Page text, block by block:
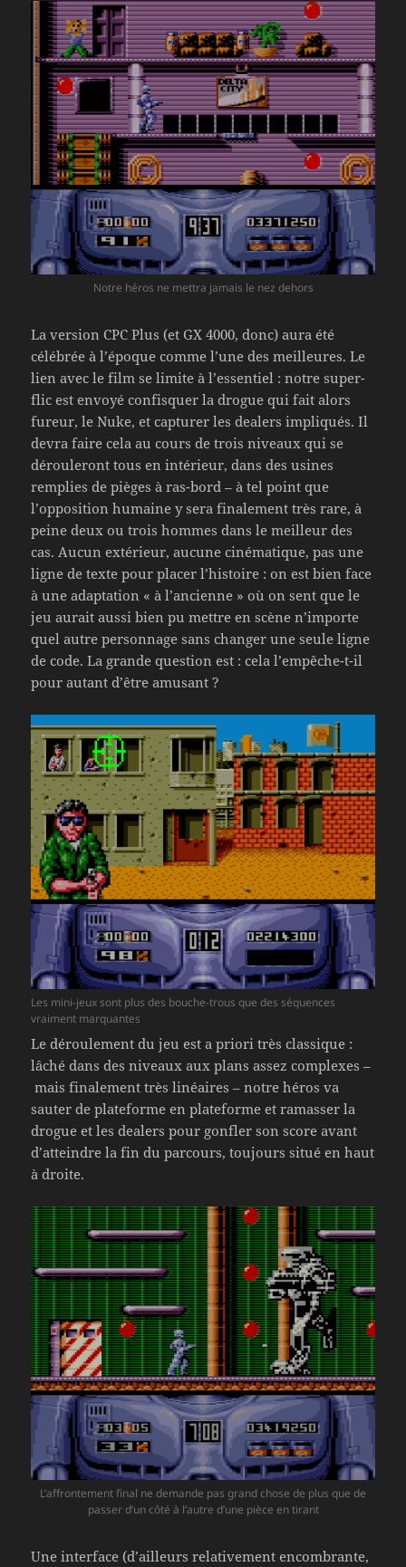
Notre héros ne mettra jamais le nez dehors
La version CPC Plus (et GX 4000, donc) aura été
célébrée à l’époque comme l’une des meilleures. Le
lien avec le film se limite à l’essentiel : notre super-
flic est envoyé confisquer la drogue qui fait alors
fureur, le Nuke, et capturer les dealers impliqués. Il
devra faire cela au cours de trois niveaux qui se
dérouleront tous en intérieur, dans des usines
remplies de pièges à ras-bord – à tel point que
l’opposition humaine y sera finalement très rare, à
peine deux ou trois hommes dans le meilleur des
cas. Aucun extérieur, aucune cinématique, pas une
ligne de texte pour placer l’histoire : on est bien face
à une adaptation « à l’ancienne » où on sent que le
jeu aurait aussi bien pu mettre en scène n’importe
quel autre personnage sans changer une seule ligne
de code. La grande question est : cela l’empêche-t-il
pour autant d’être amusant ?
Les mini-jeux sont plus des bouche-trous que des séquences
vraiment marquantes
Le déroulement du jeu est a priori très classique :
lâché dans des niveaux aux plans assez complexes –
mais finalement très linéaires – notre héros va
sauter de plateforme en plateforme et ramasser la
drogue et les dealers pour gonfler son score avant
d’atteindre la fin du parcours, toujours situé en haut
à droite.
L’affrontement final ne demande pas grand chose de plus que de
passer d’un côté à l’autre d’une pièce en tirant
Une interface (d’ailleurs relativement encombrante,